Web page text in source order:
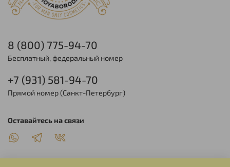
8 (800) 775-94-70
Бесплатный, федеральный номер
+7 (931) 581-94-70
Прямой номер (Санкт-Петербург)
Оставайтесь на связи